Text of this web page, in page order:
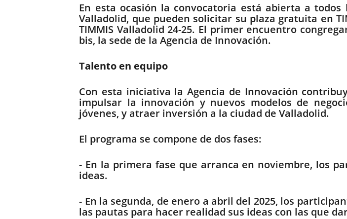
En esta ocasión la convocatoria está abierta a
Valladolid, que pueden solicitar su plaza gratuita en
TIMMIS Valladolid 24-25. El primer encuentro
bis, la sede de la Agencia de Innovación.
Talento en equipo
Con esta iniciativa la Agencia de Innovación
impulsar la innovación y nuevos modelos de
jóvenes, y atraer inversión a la ciudad de Valladolid.
El programa se compone de dos fases:
- En la primera fase que arranca en noviembre, los
ideas.
- En la segunda, de enero a abril del 2025, los
las pautas para hacer realidad sus ideas con las que